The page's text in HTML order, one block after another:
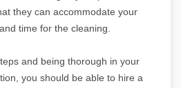
they can accommodate your
time for the cleaning.
and being thorough in your
you should be able to hire a